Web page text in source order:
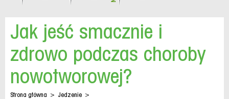
Jak jeść smacznie i
zdrowo podczas choroby
nowotworowej?
Strona główna > Jedzenie >